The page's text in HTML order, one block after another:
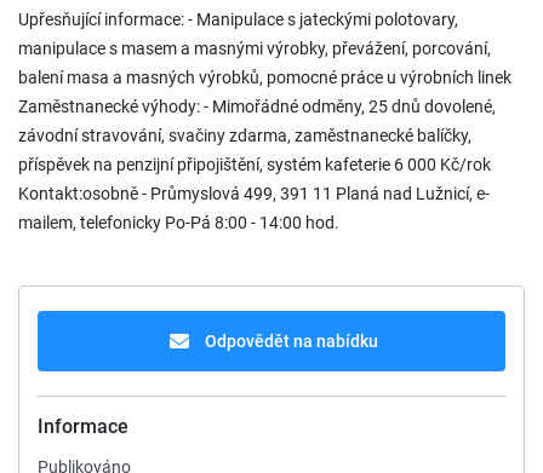
Upřesňující informace: - Manipulace s jateckými polotovary,
manipulace s masem a masnými výrobky, převážení, porcování,
balení masa a masných výrobků, pomocné práce u výrobních linek
Zaměstnanecké výhody: - Mimořádné odměny, 25 dnů dovolené,
závodní stravování, svačiny zdarma, zaměstnanecké balíčky,
příspěvek na penzijní připojištění, systém kafeterie 6 000 Kč/rok
Kontakt:osobně - Průmyslová 499, 391 11 Planá nad Lužnicí, e-
mailem, telefonicky Po-Pá 8:00 - 14:00 hod.
Odpovědět na nabídku
Informace
Publikováno